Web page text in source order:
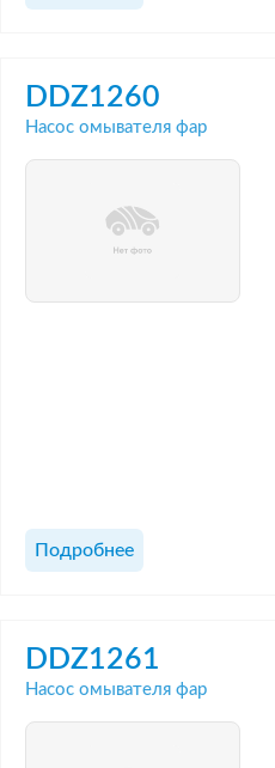
DDZ1260
Насос омывателя фар
Подробнее
DDZ1261
Насос омывателя фар